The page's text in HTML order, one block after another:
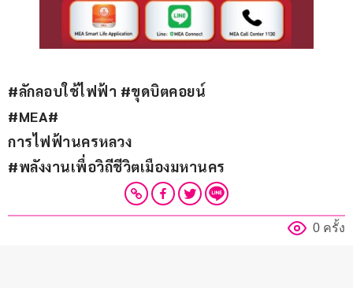
#ลักลอบใช้ไฟฟ้า #ขุดบิตคอยน์
#MEA#
การไฟฟ้านครหลวง
#พลังงานเพื่อวิถีชีวิตเมืองมหานคร
0 ครั้ง